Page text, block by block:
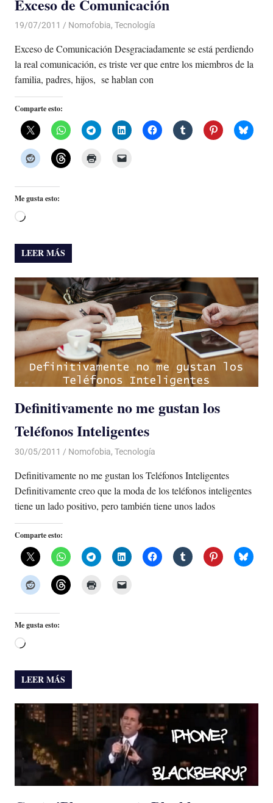
Exceso de Comunicación
19/07/2011 Luis Castellanos
Nomofobia, Tecnología
Exceso de Comunicación Desgraciadamente se está perdiendo
la real comunicación, es triste ver que entre los miembros de la
familia, padres, hijos, se hablan con
Comparte esto:
Me gusta esto:
Cargando...
LEER MÁS
Definitivamente no me gustan los
Teléfonos Inteligentes
30/05/2011 Luis Castellanos
Nomofobia, Tecnología
Definitivamente no me gustan los Teléfonos Inteligentes
Definitivamente creo que la moda de los teléfonos inteligentes
tiene un lado positivo, pero también tiene unos lados
Comparte esto:
Me gusta esto:
Cargando...
LEER MÁS